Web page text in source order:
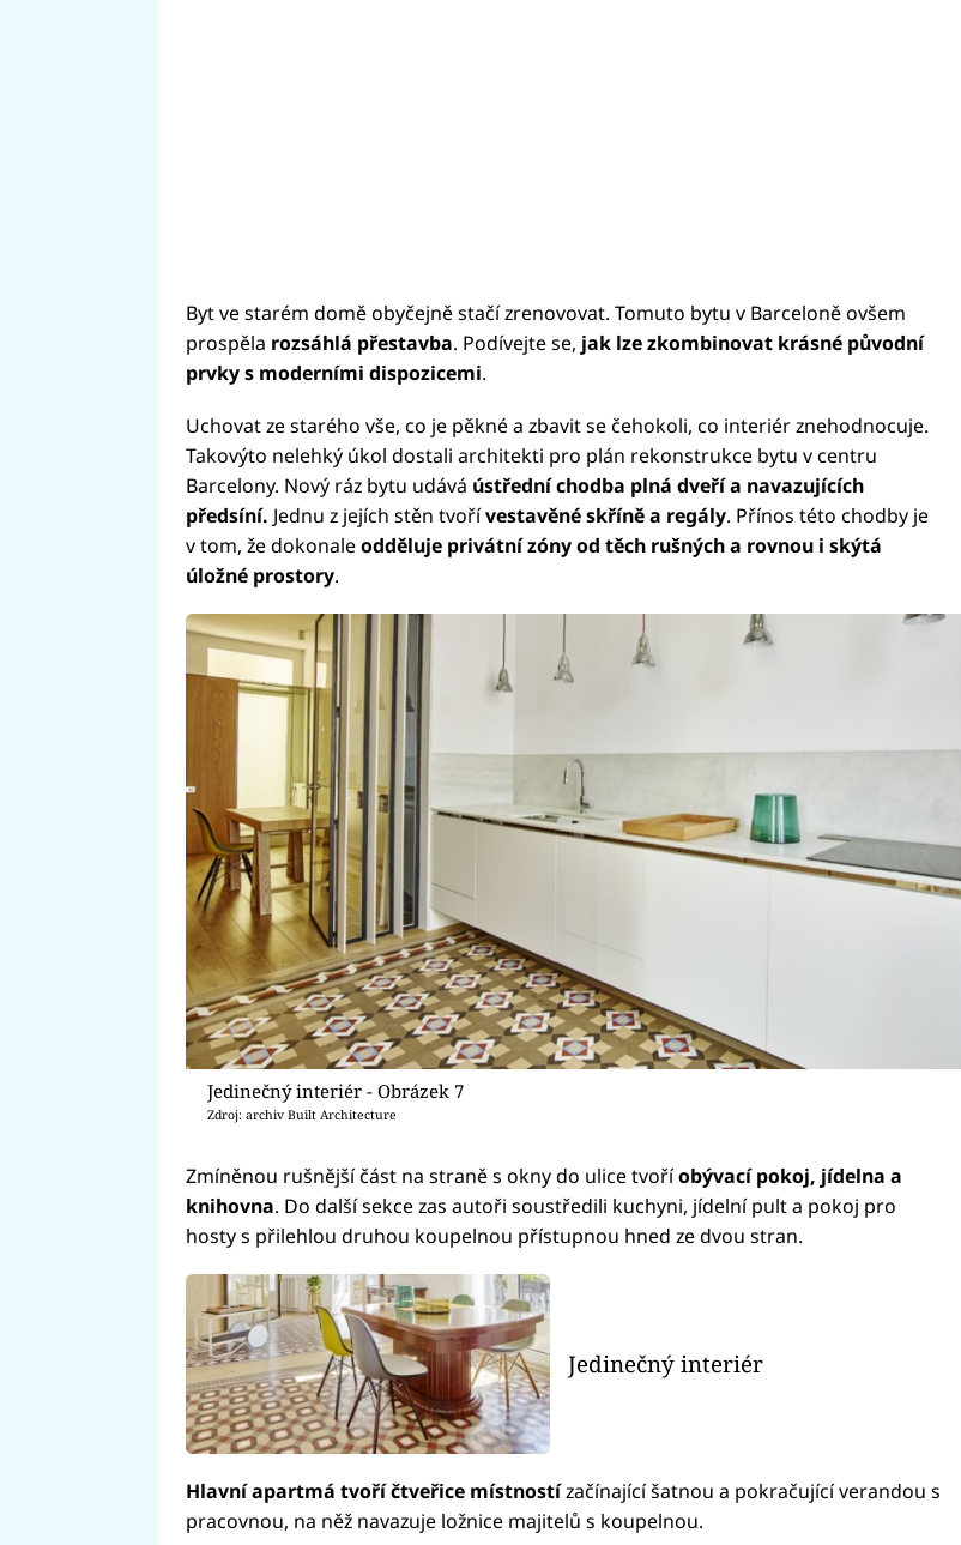
Byt ve starém domě obyčejně stačí zrenovovat. Tomuto bytu v Barceloně ovšem
prospěla rozsáhlá přestavba. Podívejte se, jak lze zkombinovat krásné původní
prvky s moderními dispozicemi.
Uchovat ze starého vše, co je pěkné a zbavit se čehokoli, co interiér znehodnocuje.
Takovýto nelehký úkol dostali architekti pro plán rekonstrukce bytu v centru
Barcelony. Nový ráz bytu udává ústřední chodba plná dveří a navazujících
předsíní. Jednu z jejích stěn tvořívestavěné skříně a regály. Přínos této chodby je
v tom, že dokonaleodděluje privátní zóny od těch rušných a rovnou i skýtá
úložné prostory.
Jedinečný interiér - Obrázek 7
Zdroj: archiv Built Architecture
Zmíněnou rušnější část na straně s okny do ulice tvoříobývací pokoj, jídelna a
knihovna. Do další sekce zas autoři soustředili kuchyni, jídelní pult a pokoj pro
hosty s přilehlou druhou koupelnou přístupnou hned ze dvou stran.
Jedinečný interiér
Hlavní apartmá tvoří čtveřice místnostízačínající šatnou a pokračující verandou s
pracovnou, na něž navazuje ložnice majitelů s koupelnou.